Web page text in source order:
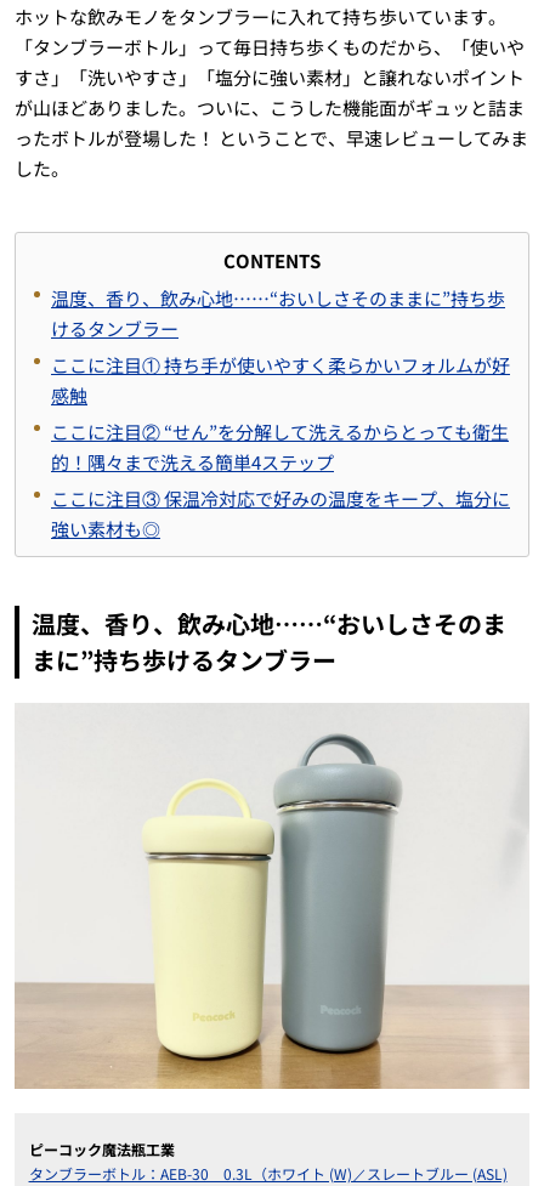
ホットな飲みモノをタンブラーに入れて持ち歩いています。
「タンブラーボトル」って毎日持ち歩くものだから、「使いや
すさ」「洗いやすさ」「塩分に強い素材」と譲れないポイント
が山ほどありました。ついに、こうした機能面がギュッと詰ま
ったボトルが登場した！ ということで、早速レビューしてみま
した。
CONTENTS
温度、香り、飲み心地……“おいしさそのままに”持ち歩
けるタンブラー
ここに注目① 持ち手が使いやすく柔らかいフォルムが好
感触
ここに注目② “せん”を分解して洗えるからとっても衛生
的！隅々まで洗える簡単4ステップ
ここに注目③ 保温冷対応で好みの温度をキープ、塩分に
強い素材も◎
温度、香り、飲み心地……“おいしさそのま
まに”持ち歩けるタンブラー
ピーコック魔法瓶工業
タンブラーボトル：AEB-30 0.3L（ホワイト (W)／スレートブルー (ASL)